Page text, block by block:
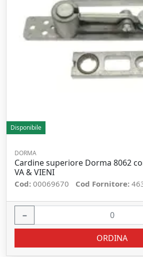
Disponibile
DORMA
Cardine superiore Dorma 8062
VA & VIENI
Cod: 00069670 Cod Fornitore:
−
ORDINA